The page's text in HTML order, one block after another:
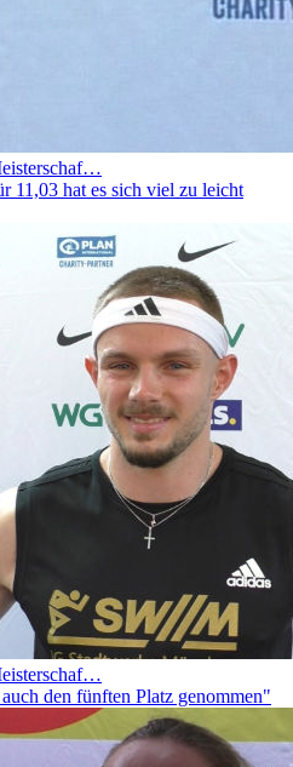
11,03 hat es sich viel zu leicht
den fünften Platz genommen"